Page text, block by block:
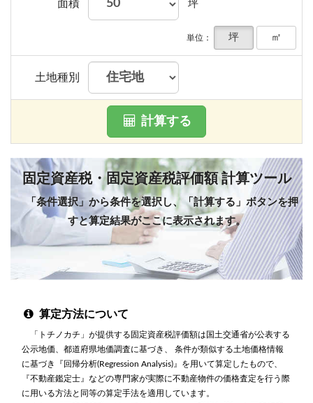
面積 坪
単位： 坪 ㎡
土地種別
計算する
固定資産税・固定資産税評価額 計算ツール
「条件選択」から条件を選択し、「計算する」ボタンを押
すと算定結果がここに表示されます。
算定方法について
「トチノカチ」が提供する固定資産税評価額は国土交通省が公表する
公示地価、都道府県地価調査に基づき、 条件が類似する土地価格情報
に基づき『回帰分析(Regression Analysis)』を用いて算定したもので、
『不動産鑑定士』などの専門家が実際に不動産物件の価格査定を行う際
に用いる方法と同等の算定手法を適用しています。